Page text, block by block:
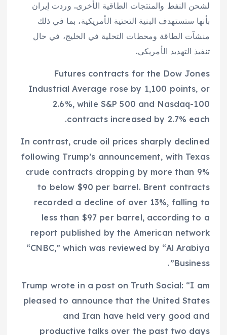
لشحن النفط والمنتجات الطاقية الأخرى. وردت إيران
بأنها ستستهدف البنية التحتية الأمريكية، بما في ذلك
منشآت الطاقة ومحطات التحلية في الخليج، في حال
تنفيذ التهديد الأمريكي.
Futures contracts for the Dow Jones
Industrial Average rose by 1,100 points, or
2.6%, while S&P 500 and Nasdaq-100
contracts increased by 2.7% each.
In contrast, crude oil prices sharply declined
following Trump’s announcement, with Texas
crude contracts dropping by more than 9%
to below $90 per barrel. Brent contracts
recorded a decline of over 13%, falling to
less than $97 per barrel, according to a
report published by the American network
“CNBC,” which was reviewed by “Al Arabiya
Business”.
Trump wrote in a post on Truth Social: “I am
pleased to announce that the United States
and Iran have held very good and
productive talks over the past two days